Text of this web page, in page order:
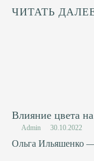
ЧИТАТЬ
Влияние цвета
Admin 30.10.2022
Ольга Ильяшенко —